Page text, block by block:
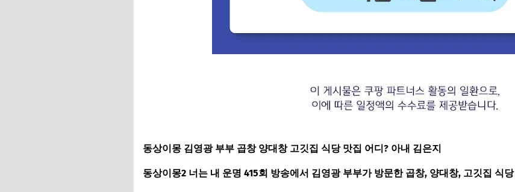
동상이몽 김영광 부부 곱창 양대창 고깃집 식당 맛집 어디? 아내 김은지
동상이몽2 너는 내 운명 415회 방송에서 김영광 부부가 방문한 곱창, 양대창, 고깃집 식당